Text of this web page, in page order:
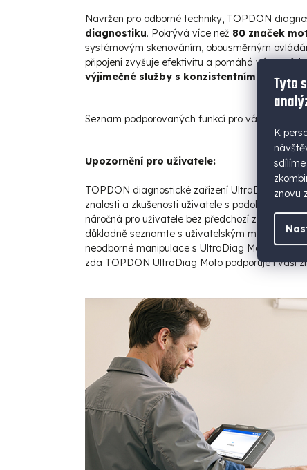
Tyto
K
znovu
Navržen pro odborné techniky, TOPDON
diagnostiku. Pokrývá více než 80 značek
systémovým skenováním, obousměrným
připojení zvyšuje efektivitu a pomáhá vám
výjimečné služby s konzistentními výsledky
Seznam podporovaných funkcí pro váš model
Upozornění pro uživatele:
TOPDON diagnostické zařízení UltraDiag Moto
znalosti a zkušenosti uživatele s podobným
náročná pro uživatele bez předchozí zkušenosti
důkladně seznamte s uživatelským manuálem,
neodborné manipulace s UltraDiag Moto, nebo
zda TOPDON UltraDiag Moto podporuje i vaši